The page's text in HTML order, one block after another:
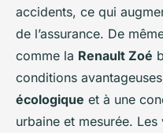
accidents, ce qui
de l’assurance. De
comme la Renault Zoé
conditions
écologique et à une
urbaine et mesurée.